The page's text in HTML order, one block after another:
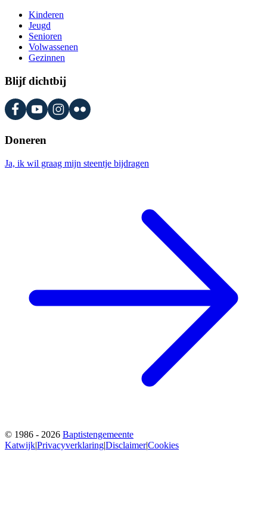
Kinderen
Jeugd
Senioren
Volwassenen
Gezinnen
Blijf dichtbij
Doneren
Ja, ik wil graag mijn steentje bijdragen
© 1986 - 2026 Baptistengemeente
Katwijk|Privacyverklaring|Disclaimer|Cookies